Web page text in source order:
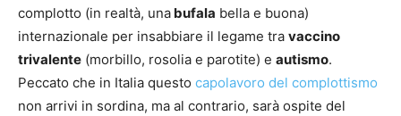
complotto (in realtà, una bufala bella e buona)
internazionale per insabbiare il legame tra vaccino
trivalente (morbillo, rosolia e parotite) e autismo.
Peccato che in Italia questo capolavoro del complottismo
non arrivi in sordina, ma al contrario, sarà ospite del